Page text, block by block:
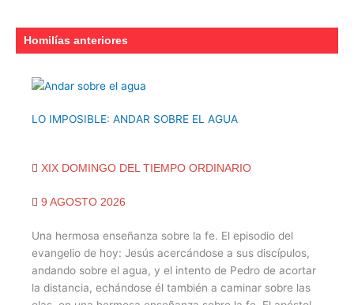
Homilías anteriores
LO IMPOSIBLE: ANDAR SOBRE EL AGUA
XIX DOMINGO DEL TIEMPO ORDINARIO
9 AGOSTO 2026
Una hermosa enseñanza sobre la fe. El episodio del
evangelio de hoy: Jesús acercándose a sus discípulos,
andando sobre el agua, y el intento de Pedro de acortar
la distancia, echándose él también a caminar sobre las